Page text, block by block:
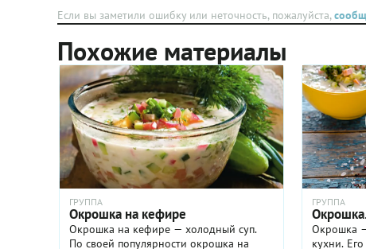
Если вы заметили ошибку или неточность, пожалуйста,
Похожие материалы
ГРУППА
Окрошка на кефире
Окрошка на кефире — холодный суп.
По своей популярности окрошка на
ГРУППА
Окрошка
кухни.